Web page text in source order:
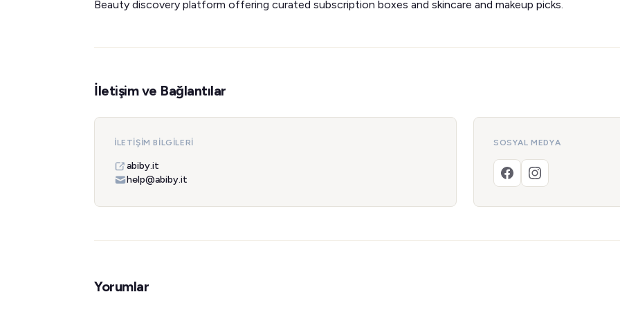
Beauty discovery platform offering curated subscription boxes and skincare and makeup picks.
İletişim ve Bağlantılar
İLETIŞIM BILGILERI
abiby.it
help@abiby.it
SOSYAL MEDYA
Yorumlar